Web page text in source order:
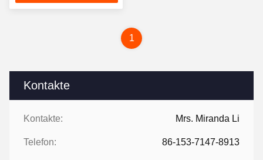
Kontakte
Kontakte: Mrs. Miranda Li
Telefon: 86-153-7147-8913
1